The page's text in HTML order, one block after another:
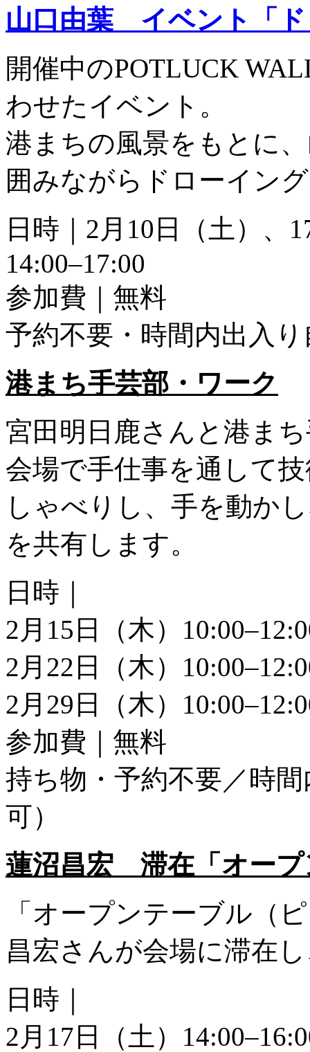
山口由葉 イベント「
開催中のPOTLUCK
わせたイベント。
港まちの風景をもとに
囲みながらドローイン
日時｜2月10日（土）、
14:00–17:00
参加費｜無料
予約不要・時間内出入
港まち手芸部・ワーク
宮田明日鹿さんと港ま
会場で手仕事を通して
しゃべりし、手を動か
を共有します。
日時｜
2月15日（木）
2月22日（木）
2月29日（木）
参加費｜無料
持ち物・予約不要／時
可）
蓮沼昌宏 滞在「オープ
「オープンテーブル（
昌宏さんが会場に滞在
日時｜
2月17日（土）